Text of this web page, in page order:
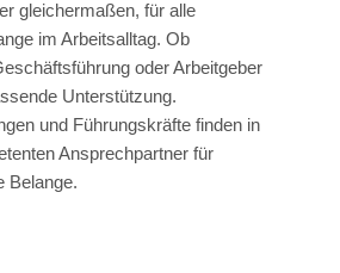
gleichermaßen, für alle
im Arbeitsalltag. Ob
oder Arbeitgeber
Unterstützung.
und Führungskräfte finden in
Ansprechpartner für
Belange.